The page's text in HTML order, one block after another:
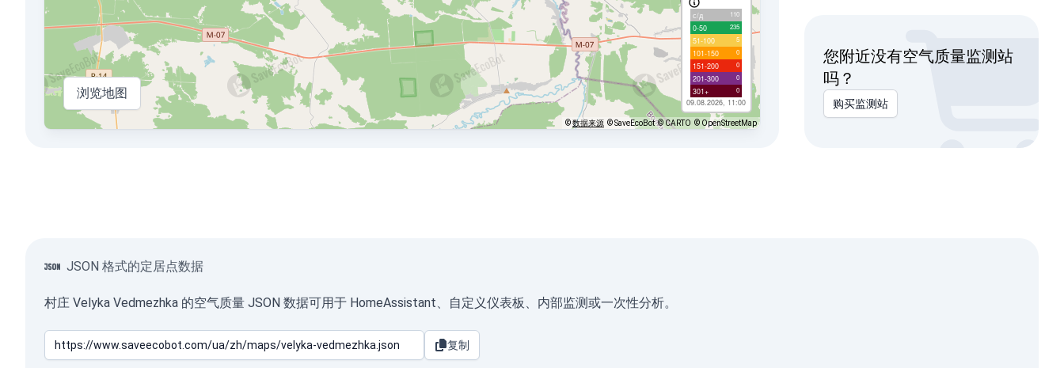
с/д 110
0-50 235
51-100 5
101-150 0
151-200 0
201-300 0
301+ 0
09.08.2026, 11:00
浏览地图
©数据来源 © SaveEcoBot © CARTO © OpenStreetMap
您附近没有空气质量监测站
吗？
购买监测站
JSON 格式的定居点数据
村庄 Velyka Vedmezhka 的空气质量 JSON 数据可用于 HomeAssistant、自定义仪表板、内部监测或一次性分析。
复制